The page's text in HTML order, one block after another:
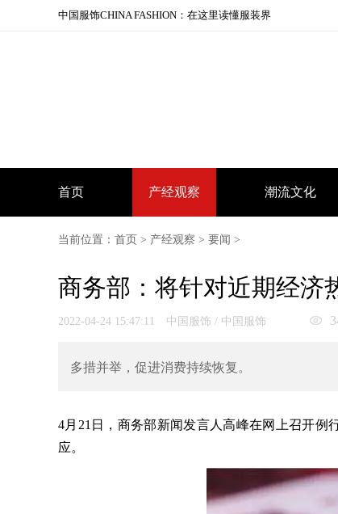
中国服饰CHINA FASHION：在这里读懂服装界
首页 产经观察 潮流文化
当前位置： 首页 > 产经观察 > 要闻 >
商务部：将针对近期经济
2022-04-24 15:47:11 中国服饰 / 中国服饰
多措并举，促进消费持续恢复。
4月21日，商务部新闻发言人高峰在网上召开例
应。